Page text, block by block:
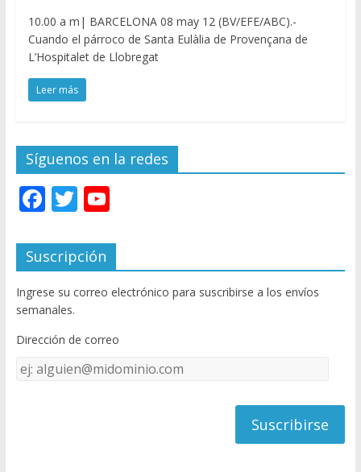
10.00 a m| BARCELONA 08 may 12 (BV/EFE/ABC).-
Cuando el párroco de Santa Eulàlia de Provençana de
L’Hospitalet de Llobregat
Leer más
Síguenos en la redes
F
e
b
o
o
k
T
itt
er
Y
u
T
u
e
C
Suscripción
Ingrese su correo electrónico para suscribirse a los envíos
semanales.
Dirección de correo
Dirección
de